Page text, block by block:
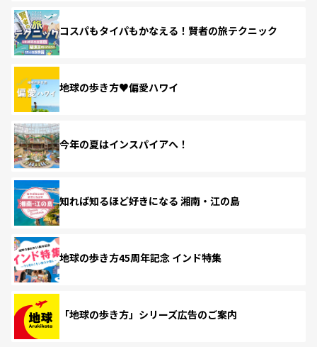
コスパもタイパもかなえる！賢者の旅テクニック
地球の歩き方♥偏愛ハワイ
今年の夏はインスパイアへ！
知れば知るほど好きになる 湘南・江の島
地球の歩き方45周年記念 インド特集
「地球の歩き方」シリーズ広告のご案内